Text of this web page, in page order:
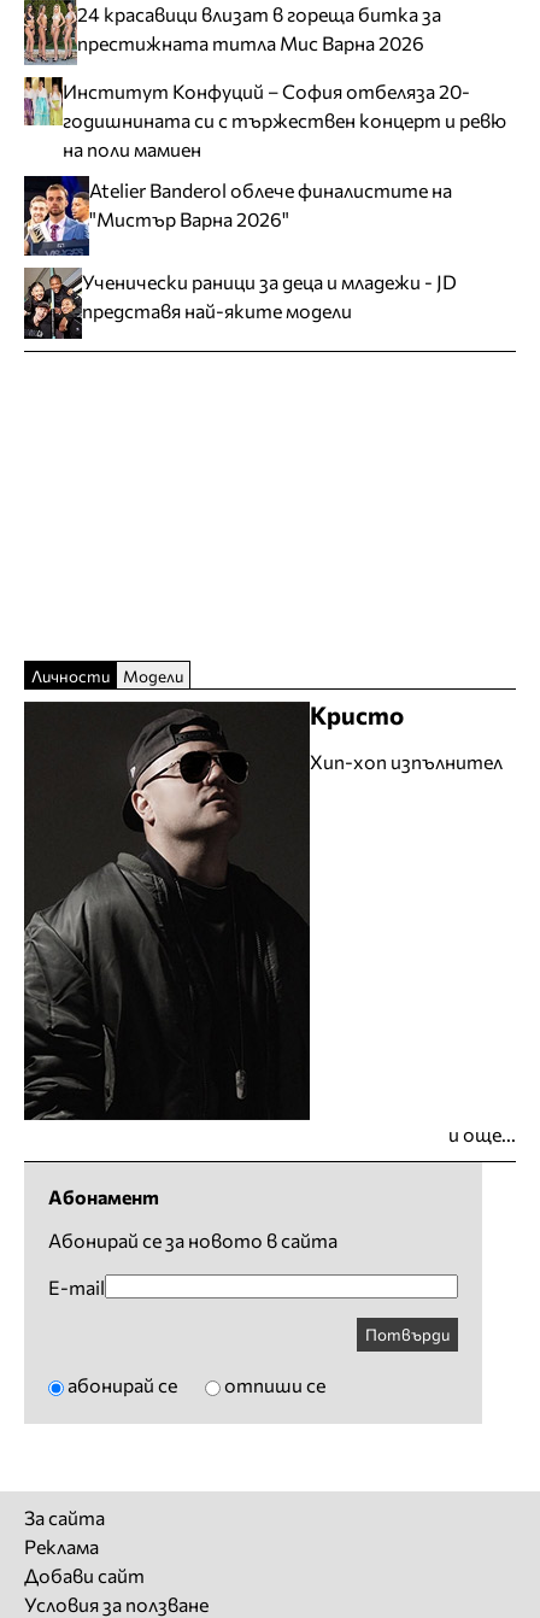
24 красавици влизат в гореща битка за
престижната титла Мис Варна 2026
Институт Конфуций – София отбеляза 20-
годишнината си с тържествен концерт и ревю
на поли мамиен
Atelier Banderol облече финалистите на
"Мистър Варна 2026"
Ученически раници за деца и младежи - JD
представя най-яките модели
Личности Модели
Кристо
Хип-хоп изпълнител
и още...
Абонамент
Абонирай се за новото в сайта
E-mail
Потвърди
абонирай се отпиши се
За сайта
Реклама
Добави сайт
Условия за ползване